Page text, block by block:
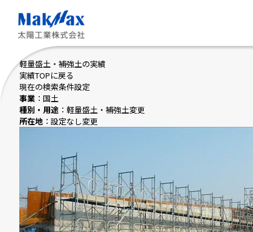
ン
ツ
軽量盛土・補強土の実績
実績TOPに戻る
現在の検索条件設定
事業 ：国土
種別・用途 ：軽量盛土・補強土変更
所在地 ：設定なし変更